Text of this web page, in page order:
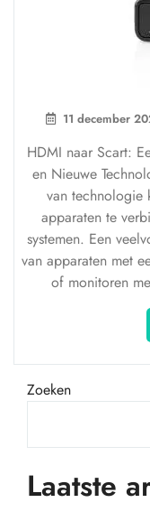
11 december
HDMI naar Scart:
en Nieuwe
van technologie
apparaten te
systemen. Een
van apparaten met
of monitoren
Zoeken
Laatste